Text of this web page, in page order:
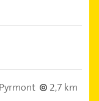
2,7 km